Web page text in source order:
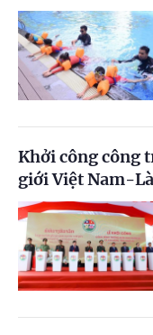
Khởi công công
giới Việt Nam-